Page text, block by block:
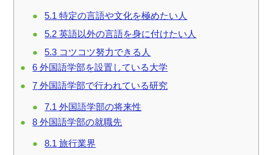
5.1 特定の言語や文化を極めたい人
5.2 英語以外の言語を身に付けたい人
5.3 コツコツ努力できる人
6 外国語学部を設置している大学
7 外国語学部で行われている研究
7.1 外国語学部の将来性
8 外国語学部の就職先
8.1 旅行業界